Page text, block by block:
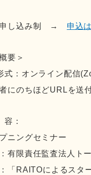
し込み制 → 申込
要＞
式：オンライン配信
にのちほどURLを送付
：
ニングセミナー
有限責任監査法人ト
「RAITOによるスタ